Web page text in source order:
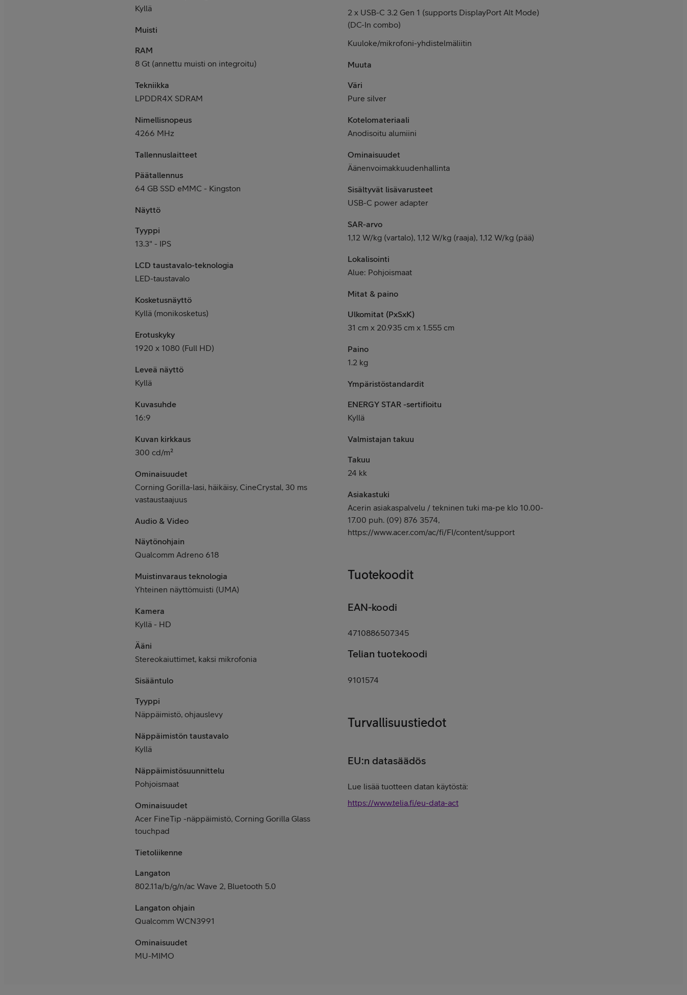
Kyllä
Muisti
RAM
8 Gt (annettu muisti on integroitu)
Tekniikka
LPDDR4X SDRAM
Nimellisnopeus
4266 MHz
Tallennuslaitteet
Päätallennus
64 GB SSD eMMC - Kingston
Näyttö
Tyyppi
13.3" - IPS
LCD taustavalo-teknologia
LED-taustavalo
Kosketusnäyttö
Kyllä (monikosketus)
Erotuskyky
1920 x 1080 (Full HD)
Leveä näyttö
Kyllä
Kuvasuhde
16:9
Kuvan kirkkaus
300 cd/m²
Ominaisuudet
Corning Gorilla-lasi, häikäisy, CineCrystal, 30 ms
vastaustaajuus
Audio & Video
Näytönohjain
Qualcomm Adreno 618
Muistinvaraus teknologia
Yhteinen näyttömuisti (UMA)
Kamera
Kyllä - HD
Ääni
Stereokaiuttimet, kaksi mikrofonia
Sisääntulo
Tyyppi
Näppäimistö, ohjauslevy
Näppäimistön taustavalo
Kyllä
Näppäimistösuunnittelu
Pohjoismaat
Ominaisuudet
Acer FineTip -näppäimistö, Corning Gorilla Glass
touchpad
Tietoliikenne
Langaton
802.11a/b/g/n/ac Wave 2, Bluetooth 5.0
Langaton ohjain
Qualcomm WCN3991
Ominaisuudet
MU-MIMO
2 x USB-C 3.2 Gen 1 (supports DisplayPort Alt Mode)
(DC-In combo)
Kuuloke/mikrofoni-yhdistelmäliitin
Muuta
Väri
Pure silver
Kotelomateriaali
Anodisoitu alumiini
Ominaisuudet
Äänenvoimakkuudenhallinta
Sisältyvät lisävarusteet
USB-C power adapter
SAR-arvo
1,12 W/kg (vartalo), 1,12 W/kg (raaja), 1,12 W/kg (pää)
Lokalisointi
Alue: Pohjoismaat
Mitat & paino
Ulkomitat (PxSxK)
31 cm x 20.935 cm x 1.555 cm
Paino
1.2 kg
Ympäristöstandardit
ENERGY STAR -sertifioitu
Kyllä
Valmistajan takuu
Takuu
24 kk
Asiakastuki
Acerin asiakaspalvelu / tekninen tuki ma-pe klo 10.00-
17.00 puh. (09) 876 3574,
https://www.acer.com/ac/fi/FI/content/support
Tuotekoodit
EAN-koodi
4710886507345
Telian tuotekoodi
9101574
Turvallisuustiedot
EU:n datasäädös
Lue lisää tuotteen datan käytöstä:
https://www.telia.fi/eu-data-act